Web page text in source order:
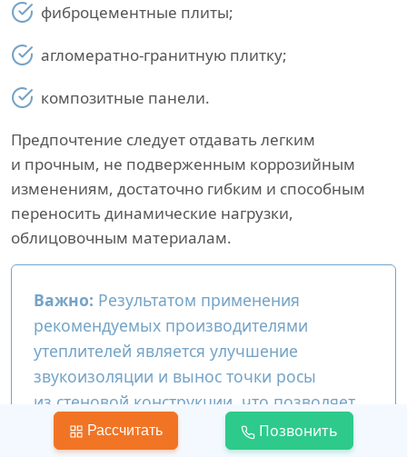
фиброцементные плиты;
агломератно-гранитную плитку;
композитные панели.
Предпочтение следует отдавать легким
и прочным, не подверженным коррозийным
изменениям, достаточно гибким и способным
переносить динамические нагрузки,
облицовочным материалам.
Важно: Результатом применения
рекомендуемых производителями
утеплителей является улучшение
звукоизоляции и вынос точки росы
из стеновой конструкции, что позволяет
продлить срок беспроблемной
эксплуатации частного загородного дома.
Рассчитать Позвонить